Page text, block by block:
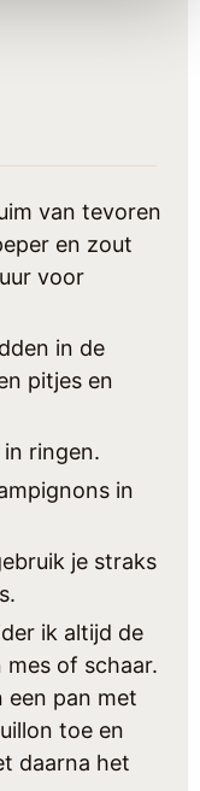
van tevoren
en zout
voor
in de
pitjes en
in ringen.
in
je straks
ik altijd de
of schaar.
een pan met
toe en
daarna het